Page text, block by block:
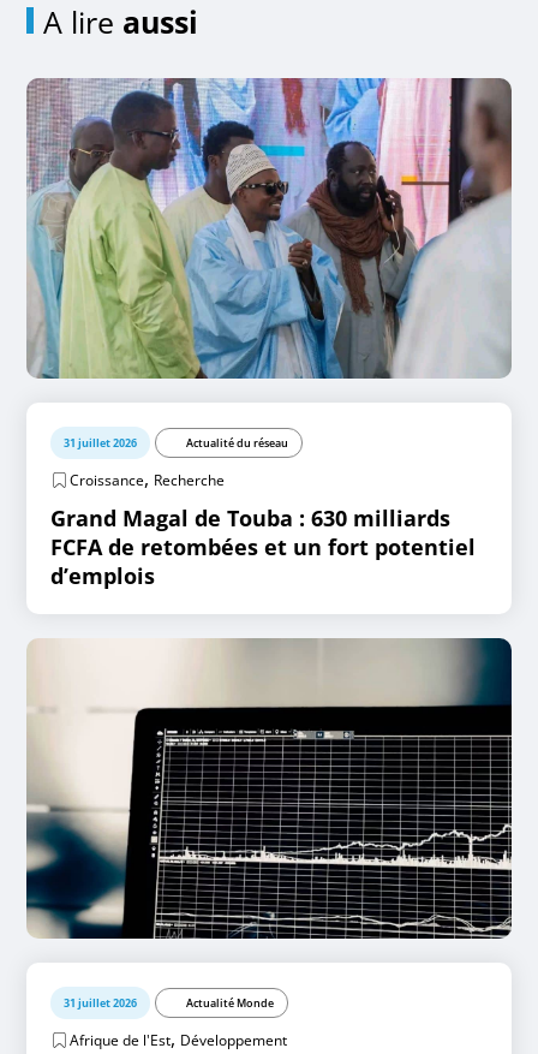
A lire aussi
31 juillet 2026 Actualité du réseau
Croissance, Recherche
Grand Magal de Touba : 630 milliards
FCFA de retombées et un fort potentiel
d’emplois
31 juillet 2026 Actualité Monde
Afrique de l'Est, Développement